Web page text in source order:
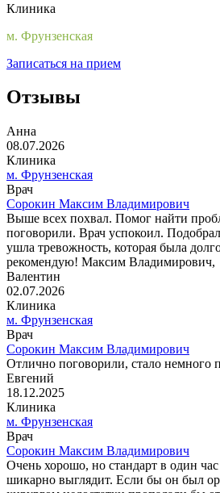
Клиника
м. Фрунзенская
Записаться на прием
Отзывы
Анна
08.07.2026
Клиника
м. Фрунзенская
Врач
Сорокин Максим Владимирович
Выше всех похвал. Помог найти
поговорили. Врач успокоил.
ушла тревожность, которая была
рекомендую! Максим Владимирович,
Валентин
02.07.2026
Клиника
м. Фрунзенская
Врач
Сорокин Максим Владимирович
Отлично поговорили, стало немного
Евгений
18.12.2025
Клиника
м. Фрунзенская
Врач
Сорокин Максим Владимирович
Очень хорошо, но стандарт в один
шикарно выглядит. Если бы он был